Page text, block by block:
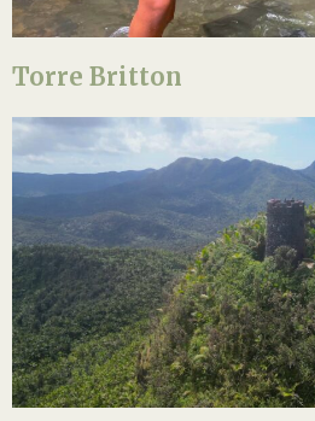
Torre Britton